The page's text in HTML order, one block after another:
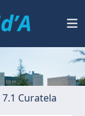
7.1 Curatela